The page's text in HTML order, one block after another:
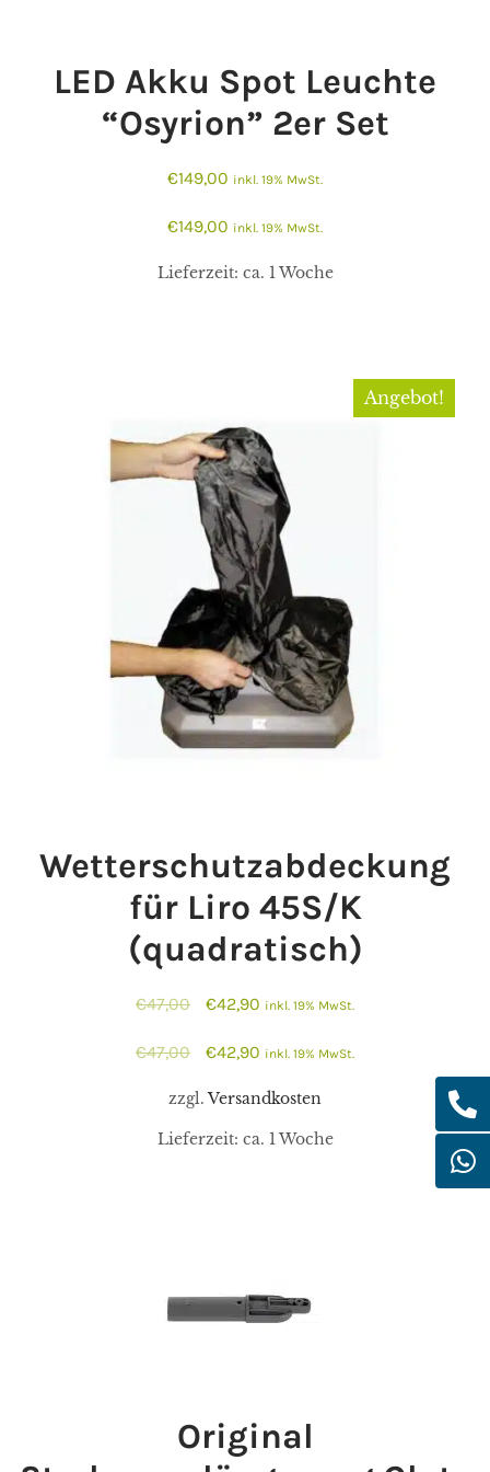
LED Akku Spot Leuchte
“Osyrion” 2er Set
€149,00 inkl. 19% MwSt.
€149,00 inkl. 19% MwSt.
Lieferzeit: ca. 1 Woche
Wetterschutzabdeckung
für Liro 45S/K
(quadratisch)
€47,00
Ursprünglicher
war:
€47,00
€42,90Aktueller
ist:
€42,90.
inkl. 19% MwSt.
€47,00
Ursprünglicher
war:
€47,00
€42,90Aktueller
€42,90.
inkl. 19% MwSt.
Angebot!
zzgl.Versandkosten
Lieferzeit: ca. 1 Woche
Original